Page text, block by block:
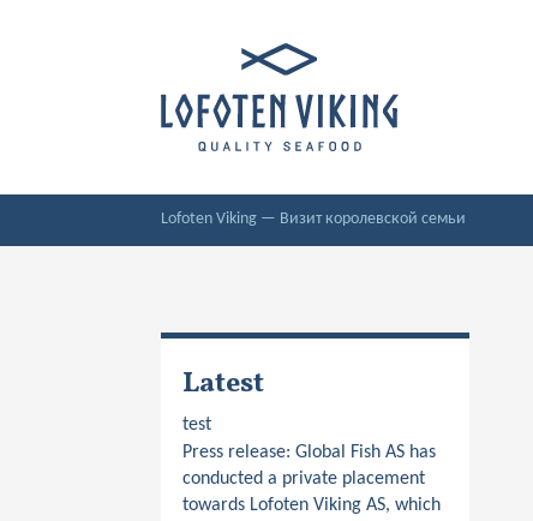
Lofoten Viking — Визит королевской семьи
Latest
test
Press release: Global Fish AS has
conducted a private placement
towards Lofoten Viking AS, which